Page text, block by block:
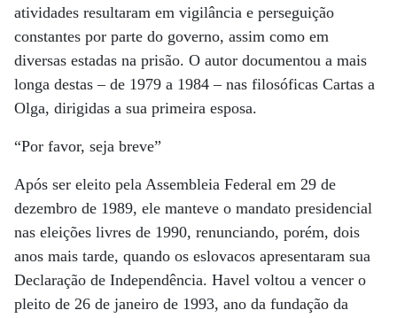
atividades resultaram em vigilância e perseguição
constantes por parte do governo, assim como em
diversas estadas na prisão. O autor documentou a mais
longa destas – de 1979 a 1984 – nas filosóficas Cartas a
Olga, dirigidas a sua primeira esposa.
“Por favor, seja breve”
Após ser eleito pela Assembleia Federal em 29 de
dezembro de 1989, ele manteve o mandato presidencial
nas eleições livres de 1990, renunciando, porém, dois
anos mais tarde, quando os eslovacos apresentaram sua
Declaração de Independência. Havel voltou a vencer o
pleito de 26 de janeiro de 1993, ano da fundação da